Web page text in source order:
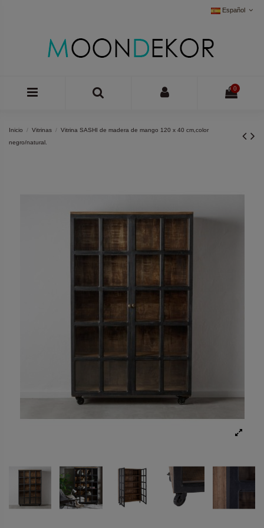
Español
0
Inicio Vitrinas
Vitrina SASHI de madera de mango 120 x 40 cm,color
negro/natural.